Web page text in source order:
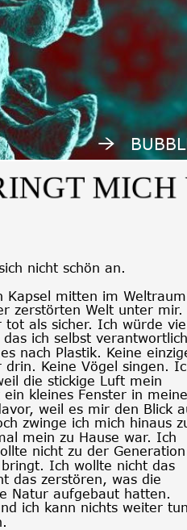
nicht schön an.
Kapsel mitten im
zerstörten Welt unter mir.
tot als sicher. Ich würde
ich selbst
nach Plastik. Keine
drin. Keine Vögel singen.
die stickige Luft mein
ein kleines Fenster in
weil es mir den Blick
zwinge ich mich hinaus
mein zu Hause war. Ich
nicht zu der
Ich wollte nicht das
das zerstören, was die
Natur aufgebaut hatten.
ich kann nichts weiter